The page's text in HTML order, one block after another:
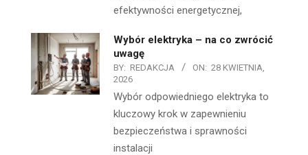
efektywności energetycznej,
Wybór elektryka – na co zwrócić
uwagę
BY: REDAKCJA ON: 28 KWIETNIA,
2026
Wybór odpowiedniego elektryka to
kluczowy krok w zapewnieniu
bezpieczeństwa i sprawności
instalacji